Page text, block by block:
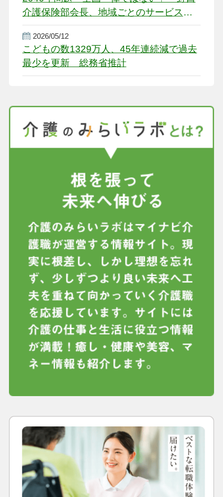
介護保険部会長、地域ごとのサービス基
盤整備を促す
2026/05/12
こどもの数1329万人、45年連続減で過去
最少を更新 総務省推計